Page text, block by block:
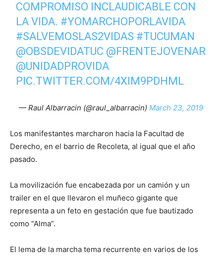
COMPROMISO INCLAUDICABLE CON
LA VIDA. #YOMARCHOPORLAVIDA
#SALVEMOSLAS2VIDAS #TUCUMAN
@OBSDEVIDATUC @FRENTEJOVENAR
@UNIDADPROVIDA
PIC.TWITTER.COM/4XIM9PDHML
— Raul Albarracin (@raul_albarracin) March 23, 2019
Los manifestantes marcharon hacia la Facultad de
Derecho, en el barrio de Recoleta, al igual que el año
pasado.
La movilización fue encabezada por un camión y un
trailer en el que llevaron el muñeco gigante que
representa a un feto en gestación que fue bautizado
como “Alma”.
El lema de la marcha tema recurrente en varios de los